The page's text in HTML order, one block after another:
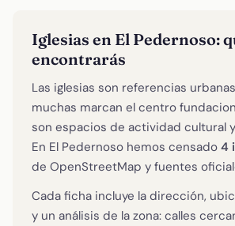
Iglesias en El Pedernoso:
encontrarás
Las iglesias son referencias
muchas marcan el centro
son espacios de actividad cultural
En El Pedernoso hemos censado 4
de OpenStreetMap y fuentes
Cada ficha incluye la dirección,
y un análisis de la zona: calles